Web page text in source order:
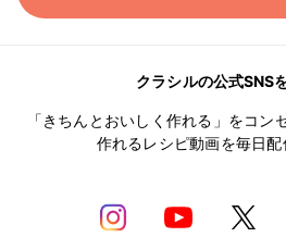
クラシルの公式SNS
「きちんとおいしく作れる」をコン
作れるレシピ動画を毎日配